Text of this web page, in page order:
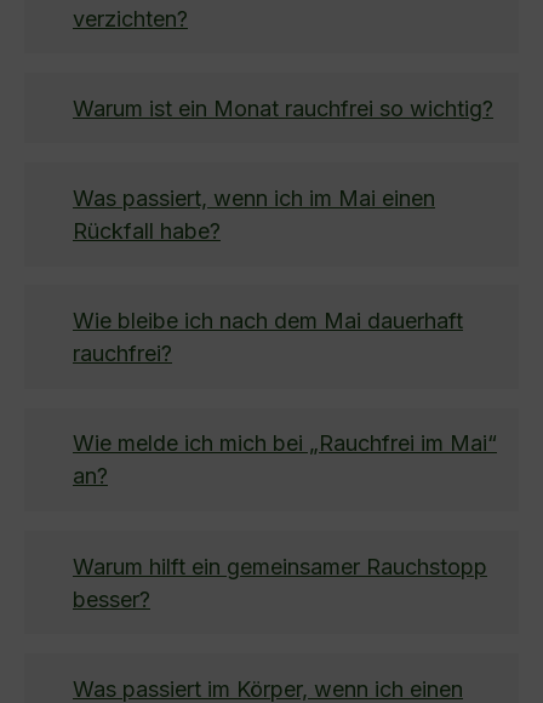
verzichten?
Warum ist ein Monat rauchfrei so wichtig?
Was passiert, wenn ich im Mai einen
Rückfall habe?
Wie bleibe ich nach dem Mai dauerhaft
rauchfrei?
Wie melde ich mich bei „Rauchfrei im Mai“
an?
Warum hilft ein gemeinsamer Rauchstopp
besser?
Was passiert im Körper, wenn ich einen